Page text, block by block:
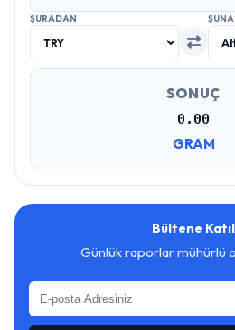
ŞURADAN ŞUNA
SONUÇ
0.00
GRAM
Bültene Katıl
Günlük raporlar mühürlü